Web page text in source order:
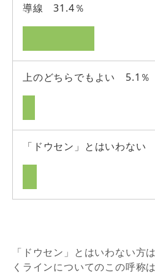
導線 31.4％
上のどちらでもよい 5.1％
「ドウセン」とはいわな
「ドウセン」とはいわない方
くラインについてのこの呼称